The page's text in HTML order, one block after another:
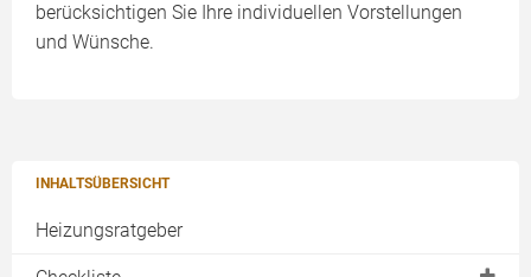
INHALTSÜBERSICHT
Heizungsratgeber
berücksichtigen Sie Ihre individuellen Vorstellungen
und Wünsche.